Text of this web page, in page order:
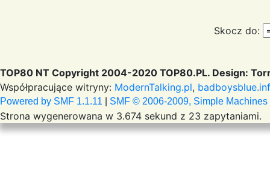
Skocz do:
TOP80 NT Copyright 2004-2020 TOP80.PL. Design:
Współpracujące witryny: ModernTalking.pl,
Powered by SMF 1.1.11 SMF © 2006-2009, Simple Machines
Strona wygenerowana w 3.674 sekund z 23 zapytaniami.